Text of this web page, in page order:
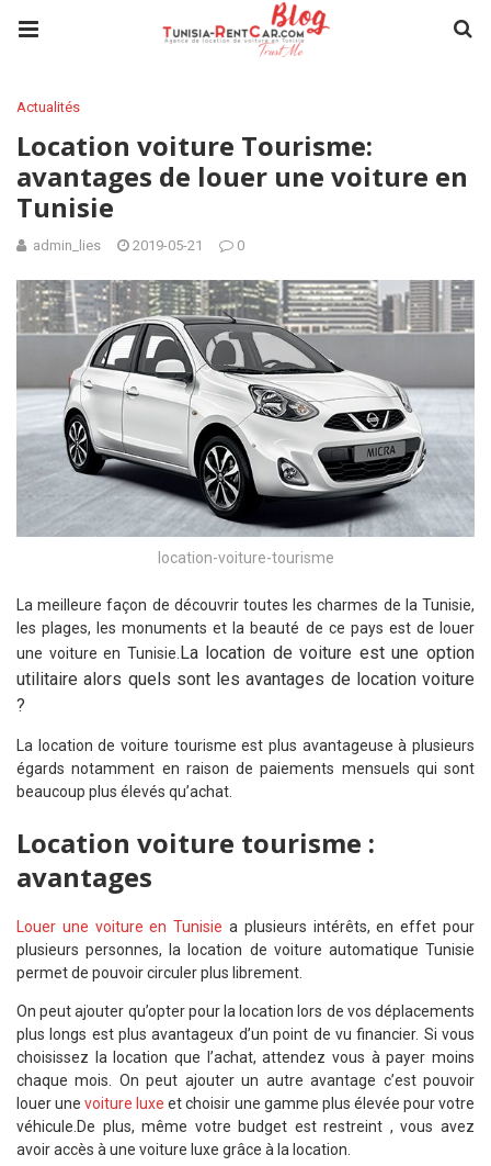
Actualités
Location voiture Tourisme:
avantages de louer une voiture en
Tunisie
admin_lies 2019-05-21 0
location-voiture-tourisme
La meilleure façon de découvrir toutes les charmes de la Tunisie,
les plages, les monuments et la beauté de ce pays est de louer
une voiture en Tunisie. La location de voiture est une option
utilitaire alors quels sont les avantages de location voiture
?
La location de voiture tourisme est plus avantageuse à plusieurs
égards notamment en raison de paiements mensuels qui sont
beaucoup plus élevés qu’achat.
Location voiture tourisme :
avantages
Louer une voiture en Tunisie a plusieurs intérêts, en effet pour
plusieurs personnes, la location de voiture automatique Tunisie
permet de pouvoir circuler plus librement.
On peut ajouter qu’opter pour la location lors de vos déplacements
plus longs est plus avantageux d’un point de vu financier. Si vous
choisissez la location que l’achat, attendez vous à payer moins
chaque mois. On peut ajouter un autre avantage c’est pouvoir
louer unevoiture luxeet choisir une gamme plus élevée pour votre
véhicule. De plus, même votre budget est restreint , vous avez
avoir accès à une voiture luxe grâce à la location.